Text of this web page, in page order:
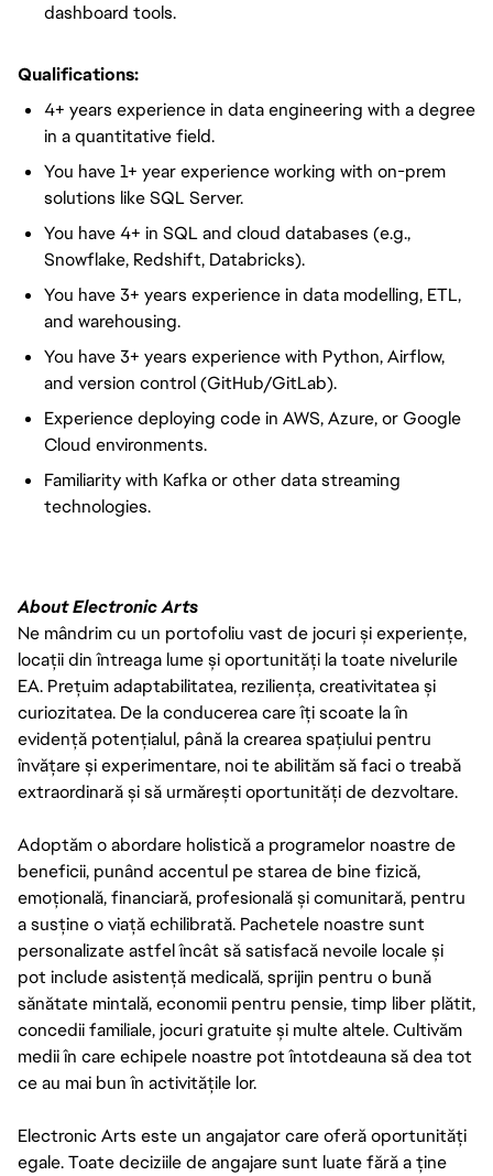
dashboard tools.
Qualifications:
4+ years experience in data engineering with a degree
in a quantitative field.
You have 1+ year experience working with on-prem
solutions like SQL Server.
You have 4+ in SQL and cloud databases (e.g.,
Snowflake, Redshift, Databricks).
You have 3+ years experience in data modelling, ETL,
and warehousing.
You have 3+ years experience with Python, Airflow,
and version control (GitHub/GitLab).
Experience deploying code in AWS, Azure, or Google
Cloud environments.
Familiarity with Kafka or other data streaming
technologies.
About Electronic Arts
Ne mândrim cu un portofoliu vast de jocuri și experiențe,
locații din întreaga lume și oportunități la toate nivelurile
EA. Prețuim adaptabilitatea, reziliența, creativitatea și
curiozitatea. De la conducerea care îți scoate la în
evidență potențialul, până la crearea spațiului pentru
învățare și experimentare, noi te abilităm să faci o treabă
extraordinară și să urmărești oportunități de dezvoltare.
Adoptăm o abordare holistică a programelor noastre de
beneficii, punând accentul pe starea de bine fizică,
emoțională, financiară, profesională și comunitară, pentru
a susține o viață echilibrată. Pachetele noastre sunt
personalizate astfel încât să satisfacă nevoile locale și
pot include asistență medicală, sprijin pentru o bună
sănătate mintală, economii pentru pensie, timp liber plătit,
concedii familiale, jocuri gratuite și multe altele. Cultivăm
medii în care echipele noastre pot întotdeauna să dea tot
ce au mai bun în activitățile lor.
Electronic Arts este un angajator care oferă oportunități
egale. Toate deciziile de angajare sunt luate fără a ține